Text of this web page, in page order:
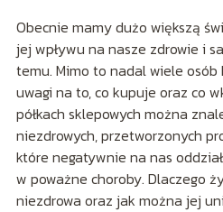
Obecnie mamy dużo większą
jej wpływu na nasze zdrowie i
temu. Mimo to nadal wiele
uwagi na to, co kupuje oraz co
półkach sklepowych można
niezdrowych, przetworzonych
które negatywnie na nas
w poważne choroby. Dlaczego
niezdrowa oraz jak można jej